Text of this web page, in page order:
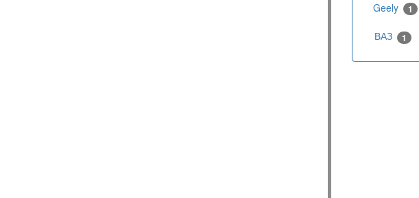
Geely 1
ВАЗ 1